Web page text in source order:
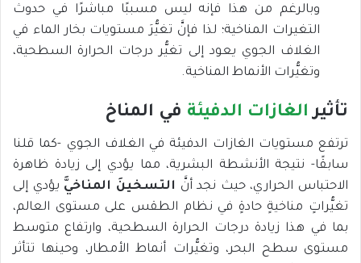
وبالرغم من هذا فإنه ليس مسببًا مباشرًا في حدوث
التغيرات المناخية؛ لذا فإنَّ تغيُّرَ مستويات بخار الماء في
الغلاف الجوي يعود إلى تغيُّر درجات الحرارة السطحية،
وتغيُّرات الأنماط المناخية.
تأثير الغازات الدفيئة في المناخ
ترتفع مستويات الغازات الدفيئة في الغلاف الجوي -كما قلنا
سابقًا- نتيجة الأنشطة البشرية، مما يؤدي إلى زيادة ظاهرة
الاحتباس الحراري، حيث نجد أنَّ التسخينَ المناخيَّ يؤدي إلى
تغيُّراتٍ مناخيةٍ حادةٍ في نظام الطقس على مستوى العالم،
بما في هذا زيادة درجات الحرارة السطحية، وارتفاع متوسط
مستوى سطح البحر، وتغيُّرات أنماط الأمطار، وحينها تتأثر